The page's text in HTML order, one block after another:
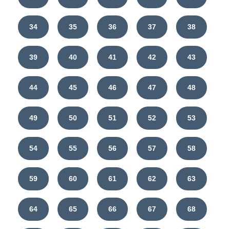
34 35 36 37 38
39 40 41 42 43
44 45 46 47 48
49 50 51 52 53
54 55 56 57 58
59 60 61 62 63
64 65 66 67 68